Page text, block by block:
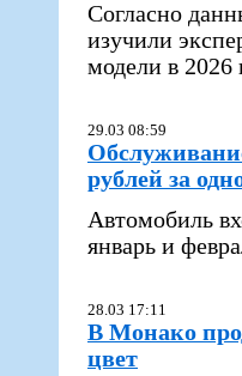
Согласно
изучили
модели в 2026
29.03 08:59
рублей за
Автомобиль
январь и
28.03 17:11
В Монако
цвет